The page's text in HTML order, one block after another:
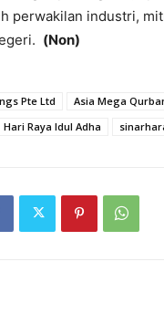
perwakilan industri,
(Non)
Pte Ltd Asia Mega
Hari Raya Idul Adha